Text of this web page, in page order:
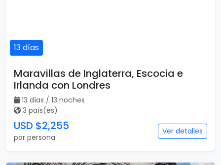
13 días
Maravillas de Inglaterra, Escocia e
Irlanda con Londres
13 días / 13 noches
3 país(es)
USD $2,255
por persona
Ver detalles